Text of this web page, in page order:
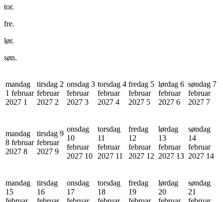
tor.
fre.
lør.
søn.
mandag
1 februar
2027 1
tirsdag 2
februar
2027 2
onsdag 3
februar
2027 3
torsdag 4
februar
2027 4
fredag 5
februar
2027 5
lørdag 6
februar
2027 6
søndag 7
februar
2027 7
mandag
8 februar
2027 8
tirsdag 9
februar
2027 9
onsdag
10
februar
2027 10
torsdag
11
februar
2027 11
fredag
12
februar
2027 12
lørdag
13
februar
2027 13
søndag
14
februar
2027 14
mandag
15
tirsdag
16
onsdag
17
torsdag
18
fredag
19
lørdag
20
søndag
21